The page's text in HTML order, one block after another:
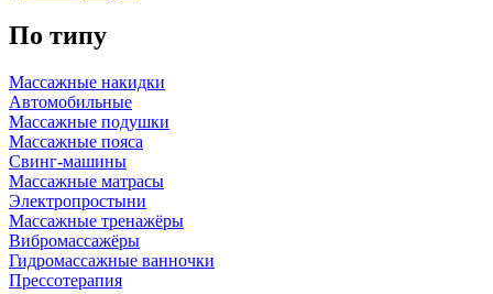
По типу
Массажные накидки
Автомобильные
Массажные подушки
Массажные пояса
Свинг-машины
Массажные матрасы
Электропростыни
Массажные тренажёры
Вибромассажёры
Гидромассажные ванночки
Прессотерапия